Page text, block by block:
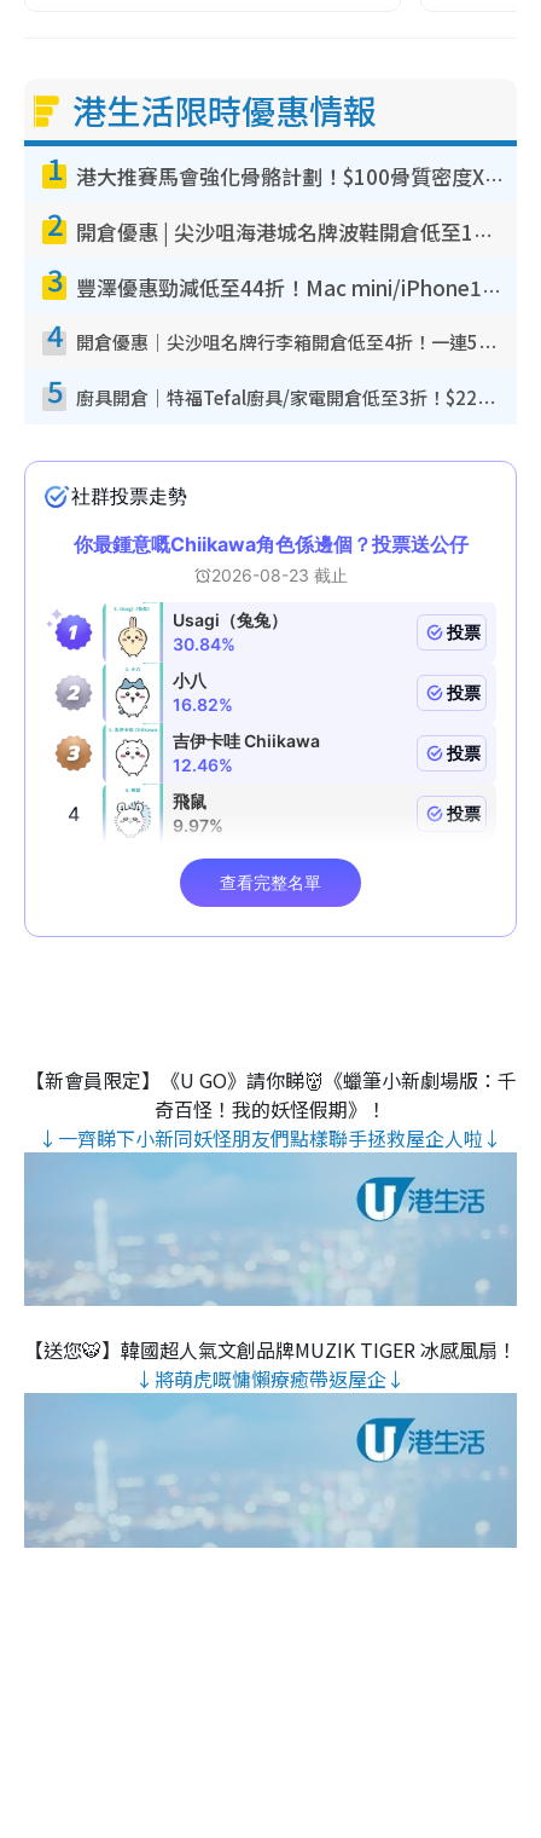
港生活限時優惠情報
1 港大推賽馬會強化骨骼計劃！$100骨質密度X光檢查 完成免費運動訓練送超市禮券！附參加資格
2 開倉優惠 | 尖沙咀海港城名牌波鞋開倉低至1折！On鞋$899起／Joy&Peace鞋履$98起
3 豐澤優惠勁減低至44折！Mac mini/iPhone17Pro大減價！廚房家電$220起
4 開倉優惠｜尖沙咀名牌行李箱開倉低至4折！一連5日 American Tourister/ace./Hallmark $200起！
5 廚具開倉｜特福Tefal廚具/家電開倉低至3折！$220起買平底鍋/炒鑊/湯煲！電飯煲/吸塵機/燙斗$418起
【新會員限定】《U GO》請你睇👹《蠟筆小新劇場版：千
奇百怪！我的妖怪假期》！
↓一齊睇下小新同妖怪朋友們點樣聯手拯救屋企人啦↓
【送您🐯】韓國超人氣文創品牌MUZIK TIGER 冰感風扇！
↓將萌虎嘅慵懶療癒帶返屋企↓